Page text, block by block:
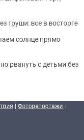
груши: все в восторге
солнце прямо
рвануть с детьми без
| Фоторепортажи |